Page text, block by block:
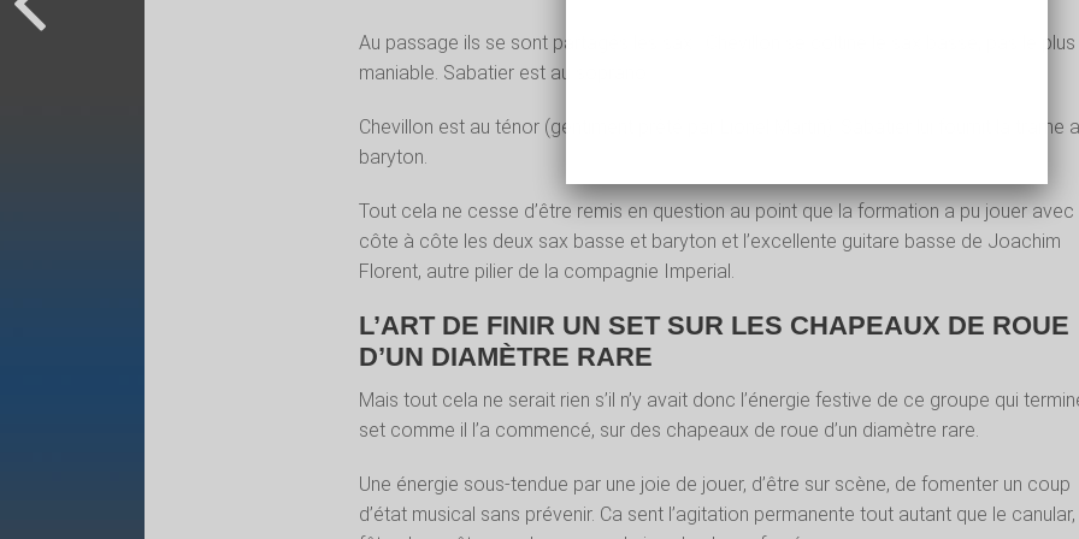
Au passage ils se sont partagés les sax : Chevillon se coltine le sax basse, pas le plus
maniable. Sabatier est au soprano.
Chevillon est au ténor (gentiment prêté par Lionel Martin). Sabatier lui fournit la trame
baryton.
Tout cela ne cesse d’être remis en question au point que la formation a pu jouer avec
côte à côte les deux sax basse et baryton et l’excellente guitare basse de Joachim
Florent, autre pilier de la compagnie Imperial.
L’ART DE FINIR UN SET SUR LES CHAPEAUX DE ROUE
D’UN DIAMÈTRE RARE
Mais tout cela ne serait rien s’il n’y avait donc l’énergie festive de ce groupe qui
set comme il l’a commencé, sur des chapeaux de roue d’un diamètre rare.
Une énergie sous-tendue par une joie de jouer, d’être sur scène, de fomenter un coup
d’état musical sans prévenir. Ca sent l’agitation permanente tout autant que le canular,